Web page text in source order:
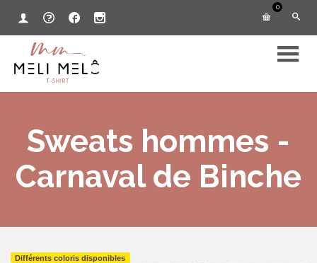
0
Sweats hommes -
Carnaval de Binche
Différents coloris disponibles